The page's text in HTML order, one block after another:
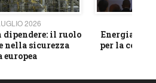
2026
dipendere: il ruolo
nella sicurezza
europea
Energia e
per la